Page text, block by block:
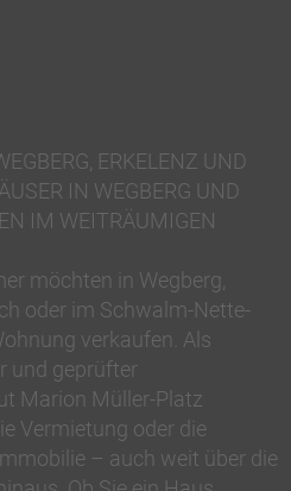
ERKELENZ UND
IN WEGBERG UND
IM WEITRÄUMIGEN
möchten in Wegberg,
oder im Schwalm-Nette-
verkaufen. Als
und geprüfter
Marion Müller-Platz
Vermietung oder die
– auch weit über die